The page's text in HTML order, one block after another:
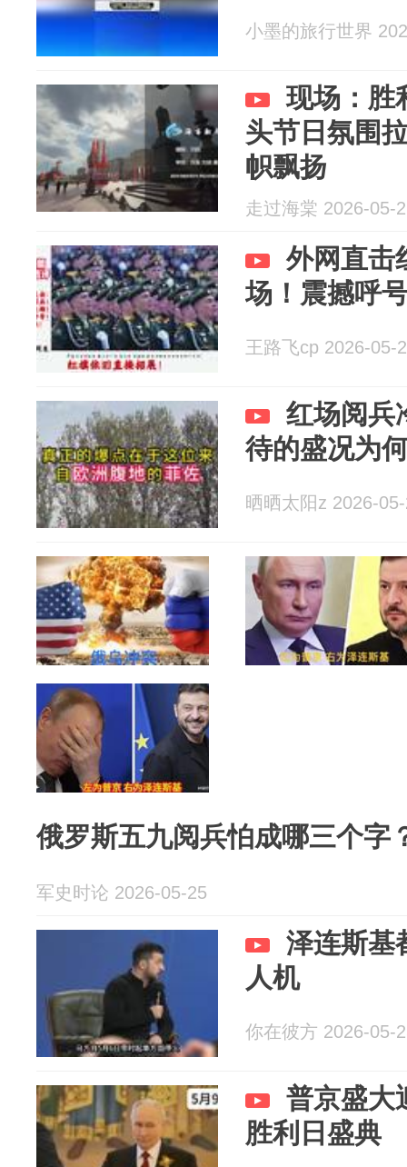
小墨的旅行世界
现场：胜
头节日氛围
帜飘扬
走过海棠 2026-05-
外网直击
场！震撼呼
王路飞cp 2026-05-
红场阅兵
待的盛况为
晒晒太阳z 2026-
俄罗斯五九阅兵怕成哪三个字
军史时论 2026-05-25
泽连斯基
人机
你在彼方 2026-05-
普京盛大
胜利日盛典